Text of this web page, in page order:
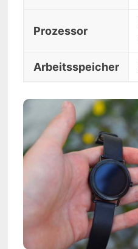
Prozessor
Arbeitsspeicher